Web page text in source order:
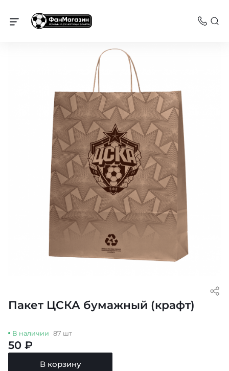
Сувениры
Пакет ЦСКА бумажный (крафт)
В наличии 87 шт
50 ₽
В корзину